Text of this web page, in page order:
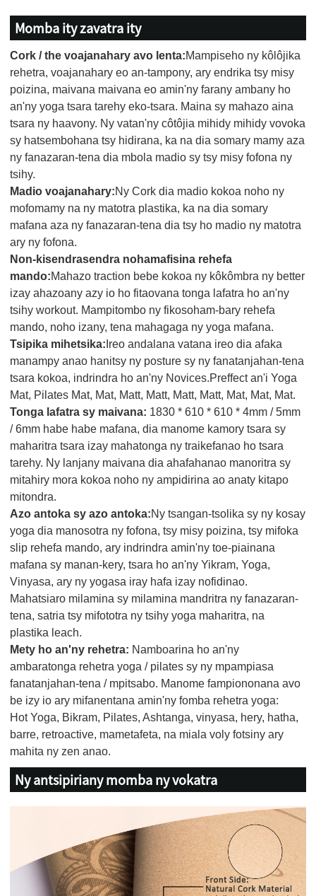
Momba ity zavatra ity
Cork / the voajanahary avo lenta:Mampiseho ny kôlôjika
rehetra, voajanahary eo an-tampony, ary endrika tsy misy
poizina, maivana maivana eo amin'ny farany ambany ho
an'ny yoga tsara tarehy eko-tsara. Maina sy mahazo aina
tsara ny haavony. Ny vatan'ny côtôjia mihidy mihidy vovoka
sy hatsembohana tsy hidirana, ka na dia somary mamy aza
ny fanazaran-tena dia mbola madio sy tsy misy fofona ny
tsihy.
Madio voajanahary:Ny Cork dia madio kokoa noho ny
mofomamy na ny matotra plastika, ka na dia somary
mafana aza ny fanazaran-tena dia tsy ho madio ny matotra
ary ny fofona.
Non-kisendrasendra nohamafisina rehefa
mando:Mahazo traction bebe kokoa ny kôkômbra ny better
izay ahazoany azy io ho fitaovana tonga lafatra ho an'ny
tsihy workout. Mampitombo ny fikosoham-bary rehefa
mando, noho izany, tena mahagaga ny yoga mafana.
Tsipika mihetsika: Ireo andalana vatana ireo dia afaka
manampy anao hanitsy ny posture sy ny fanatanjahan-tena
tsara kokoa, indrindra ho an'ny Novices.Preffect an'i Yoga
Mat, Pilates Mat, Mat, Matt, Matt, Matt, Matt, Mat, Mat, Mat.
Tonga lafatra sy maivana: 1830 * 610 * 610 * 4mm / 5mm
/ 6mm habe habe mafana, dia manome kamory tsara sy
maharitra tsara izay mahatonga ny traikefanao ho tsara
tarehy. Ny lanjany maivana dia ahafahanao manoritra sy
mitahiry mora kokoa noho ny ampidirina ao anaty kitapo
mitondra.
Azo antoka sy azo antoka:Ny tsangan-tsolika sy ny kosay
yoga dia manosotra ny fofona, tsy misy poizina, tsy mifoka
slip rehefa mando, ary indrindra amin'ny toe-piainana
mafana sy manan-kery, tsara ho an'ny Yikram, Yoga,
Vinyasa, ary ny yogasa iray hafa izay nofidinao.
Mahatsiaro milamina sy milamina mandritra ny fanazaran-
tena, satria tsy mifototra ny tsihy yoga maharitra, na
plastika leach.
Mety ho an'ny rehetra: Namboarina ho an'ny
ambaratonga rehetra yoga / pilates sy ny mpampiasa
fanatanjahan-tena / mpitsabo. Manome fampiononana avo
be izy io ary mifanentana amin'ny fomba rehetra yoga:
Hot Yoga, Bikram, Pilates, Ashtanga, vinyasa, hery, hatha,
barre, retroactive, mametafeta, na miala voly fotsiny ary
mahita ny zen anao.
Ny antsipiriany momba ny vokatra